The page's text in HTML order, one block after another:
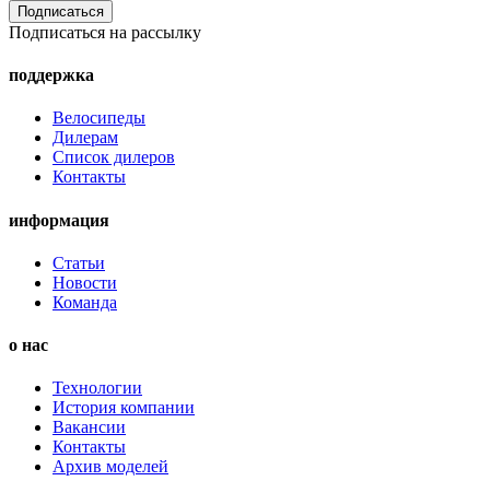
Подписаться на рассылку
поддержка
Велосипеды
Дилерам
Список дилеров
Контакты
информация
Статьи
Новости
Команда
о нас
Технологии
История компании
Вакансии
Контакты
Архив моделей